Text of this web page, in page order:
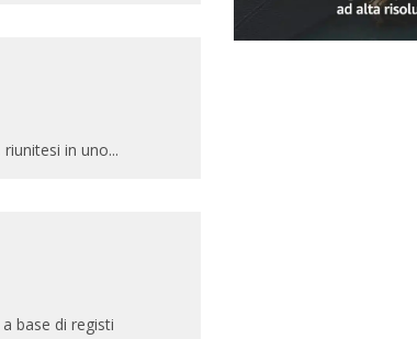
in uno...
base di registi